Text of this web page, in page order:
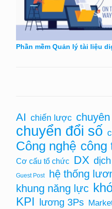
Phần mềm Quản lý tài liệu
AI chiến lược
chuyển đổi số
Công nghệ công
Cơ cấu tổ chức DX
Guest Post hệ thống
khung năng lực
KPI lương 3Ps